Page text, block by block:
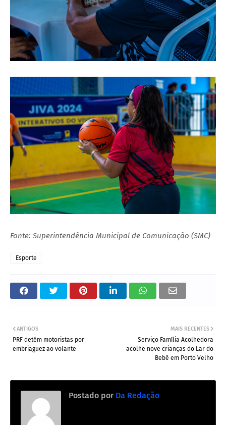
Fonte: Superintendência Municipal de Comunicação (SMC)
Esporte
MAIS RECENTES
Serviço Família Acolhedora
acolhe nove crianças do Lar do
Bebê em Porto Velho
ANTIGOS
PRF detém motoristas por
embriaguez ao volante
Postado por Da Redação